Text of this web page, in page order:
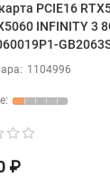
PCIE16
INFINITY 3
1104996
₽